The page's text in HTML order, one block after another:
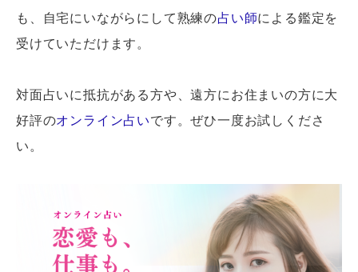
も、自宅にいながらにして熟練の占い師による鑑定を
受けていただけます。
対面占いに抵抗がある方や、遠方にお住まいの方に大
好評のオンライン占いです。ぜひ一度お試しくださ
い。